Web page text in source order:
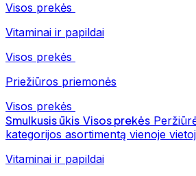
Visos prekės
Vitaminai ir papildai
Visos prekės
Priežiūros priemonės
Visos prekės
Smulkusis ūkis Visos prekės
kategorijos asortimentą vienoje
Vitaminai ir papildai